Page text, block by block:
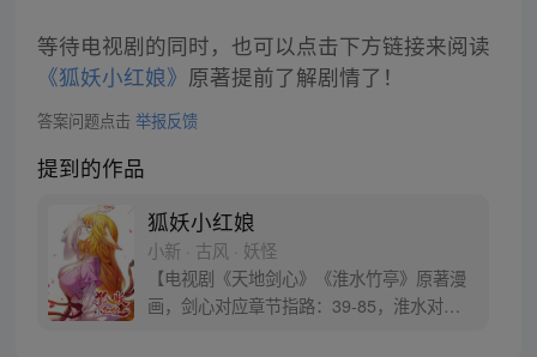
等待电视剧的同时，也可以点击下方链接来阅读
《狐妖小红娘》 原著提前了解剧情了！
答案问题点击 举报反馈
提到的作品
狐妖小红娘
小新 · 古风 · 妖怪
【电视剧《天地剑心》《淮水竹亭》原著漫
画，剑心对应章节指路：39-85，淮水对应